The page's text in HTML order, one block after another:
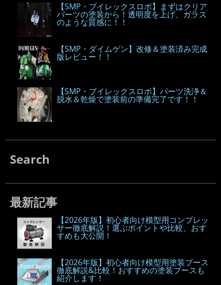
【SMP・ブイレックスロボ】まずはクリア
パーツの塗装から！透明度を上げ、ガラス
のような質感に！！
【SMP・ダイムゲン】改修＆塗装済み完成
版レビュー！！
【SMP・ブイレックスロボ】パーツ洗浄＆
脱水＆乾燥で塗装前の準備完了です！！
Search
最新記事
【2026年版】初心者向け模型用コンプレッ
サー徹底解説！選ぶポイントや比較、おす
すめも大公開！
【2026年版】初心者向け模型用塗装ブース
徹底解説&比較！おすすめの塗装ブースも
紹介します！